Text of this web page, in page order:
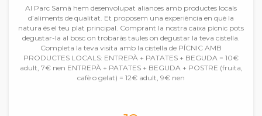
Al Parc Samà hem desenvolupat aliances amb productes locals
d’aliments de qualitat. Et proposem una experiència en què la
natura és el teu plat principal. Comprant la nostra caixa pícnic pots
degustar-la al bosc on trobaràs taules on degustar la teva cistella.
Completa la teva visita amb la cistella de PÍCNIC AMB
PRODUCTES LOCALS: ENTREPÀ + PATATES + BEGUDA = 10€
adult, 7€ nen ENTREPÀ + PATATES + BEGUDA + POSTRE (fruita,
cafè o gelat) = 12€ adult, 9€ nen